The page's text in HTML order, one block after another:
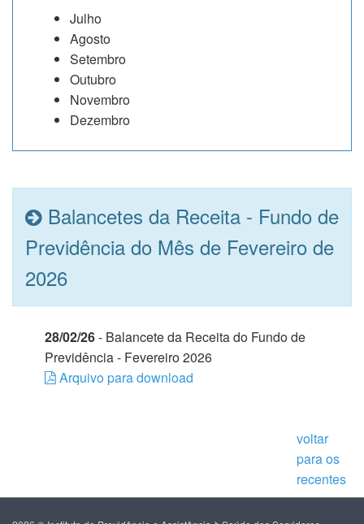
Julho
Agosto
Setembro
Outubro
Novembro
Dezembro
Balancetes da Receita - Fundo de
Previdência do Mês de Fevereiro de
2026
28/02/26- Balancete da Receita do Fundo de
Previdência - Fevereiro 2026
Arquivo para download
voltar
para os
recentes